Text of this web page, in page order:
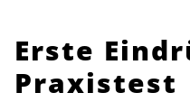
Erste
Praxistest